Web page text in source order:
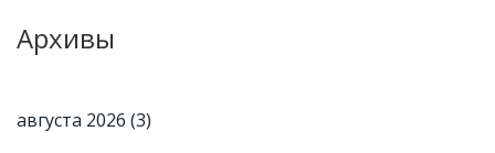
Архивы
августа 2026 (3)